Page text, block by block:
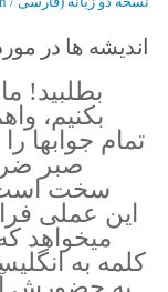
اندیشه ها در
بطلبيد!
بكنيم،
تمام جوابها
صبر
سخت است.
اين عملى
كلمه به